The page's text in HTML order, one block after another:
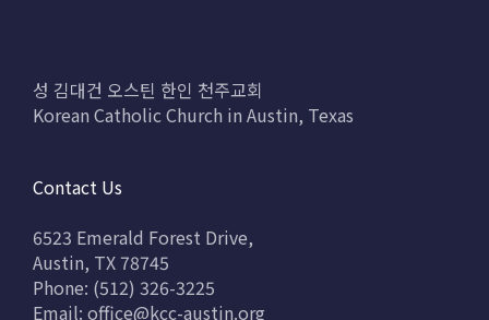
성 김대건 오스틴 한인 천주교회
Korean Catholic Church in Austin, Texas
Contact Us
6523 Emerald Forest Drive,
Austin, TX 78745
Phone: (512) 326-3225
Email: office@kcc-austin.org